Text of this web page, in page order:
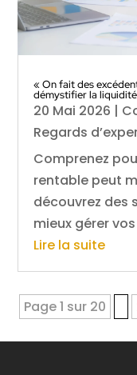
« On fait des
démystifier la liquidité
20 Mai 2026 |
Regards
Comprenez
rentable peut
découvrez des
mieux gérer
Lire la suite
Page 1 sur 20